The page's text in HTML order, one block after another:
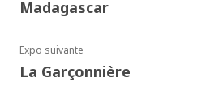
Madagascar
Expo suivante
La Garçonnière